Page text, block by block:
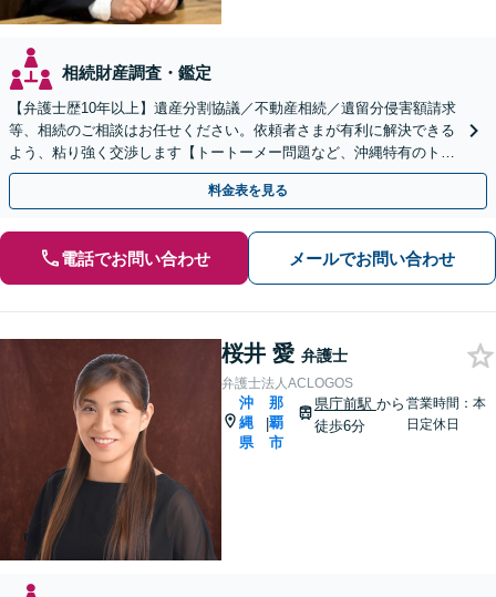
相続財産調査・鑑定
【弁護士歴10年以上】遺産分割協議／不動産相続／遺留分侵害額請求
等、相続のご相談はお任せください。依頼者さまが有利に解決できる
よう、粘り強く交渉します【トートーメー問題など、沖縄特有のトラ
ブルにも対応】【バス停「天久」2分】
料金表を見る
電話でお問い合わせ メールでお問い合わせ
桜井 愛 弁護士
弁護士法人ACLOGOS
沖
縄
県
|
那
覇
市
県庁前駅 から
徒歩6分
営業時間：本
日定休日